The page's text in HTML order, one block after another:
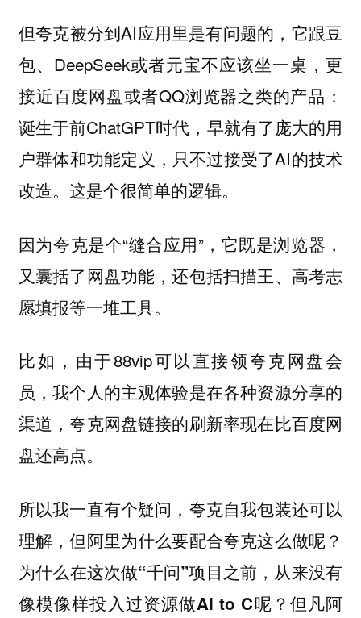
但夸克被分到AI应用里是有问题的，它跟豆
包、DeepSeek或者元宝不应该坐一桌，更
接近百度网盘或者QQ浏览器之类的产品：
诞生于前ChatGPT时代，早就有了庞大的用
户群体和功能定义，只不过接受了AI的技术
改造。这是个很简单的逻辑。
因为夸克是个“缝合应用”，它既是浏览器，
又囊括了网盘功能，还包括扫描王、高考志
愿填报等一堆工具。
比如，由于88vip可以直接领夸克网盘会
员，我个人的主观体验是在各种资源分享的
渠道，夸克网盘链接的刷新率现在比百度网
盘还高点。
所以我一直有个疑问，夸克自我包装还可以
理解，但阿里为什么要配合夸克这么做呢？
为什么在这次做“千问”项目之前，从来没有
像模像样投入过资源做AI to C呢？但凡阿